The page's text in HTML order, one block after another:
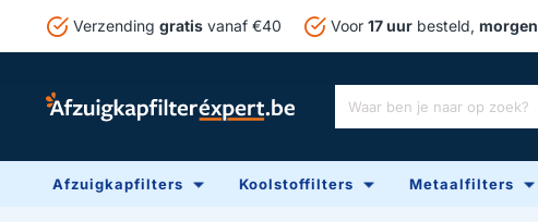
Verzending gratis vanaf €40 Voor 17 uur besteld, morgen
Waar
je
naar
Afzuigkapfilters Koolstoffilters Metaalfilters